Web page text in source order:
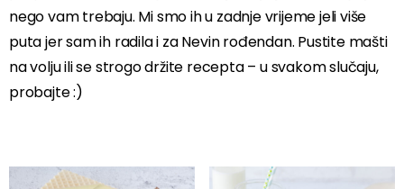
nego vam trebaju. Mi smo ih u zadnje vrijeme jeli više
puta jer sam ih radila i za Nevin rođendan. Pustite mašti
na volju ili se strogo držite recepta – u svakom slučaju,
probajte :)